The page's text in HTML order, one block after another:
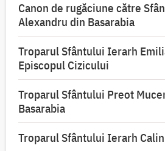
Canon de rugăciune către
Alexandru din Basarabia
Troparul Sfântului Ierarh
Episcopul Cizicului
Troparul Sfântului Preot
Basarabia
Troparul Sfântului Ierarh